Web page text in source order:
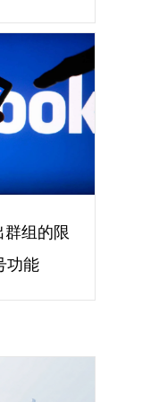
组的限
功能